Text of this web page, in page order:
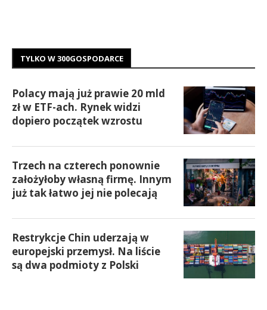
TYLKO W 300GOSPODARCE
Polacy mają już prawie 20 mld
zł w ETF-ach. Rynek widzi
dopiero początek wzrostu
Trzech na czterech ponownie
założyłoby własną firmę. Innym
już tak łatwo jej nie polecają
Restrykcje Chin uderzają w
europejski przemysł. Na liście
są dwa podmioty z Polski